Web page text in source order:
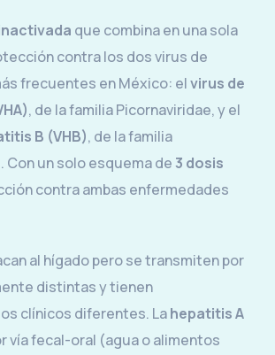
que combina en una sola
contra los dos virus de
frecuentes en México: elvirus de
, de la familia Picornaviridae, y el
B (VHB), de la familia
Con un solo esquema de3 dosis
contra ambas enfermedades
al hígado pero se transmiten por
distintas y tienen
clínicos diferentes. Lahepatitis A
vía fecal-oral (agua o alimentos